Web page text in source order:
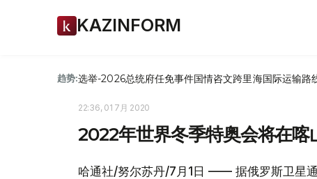
KAZINFORM
趋势:选举-2026总统府任免事件国情咨文跨里海国际运输路
22:36, 01 7月 2020
2022年世界冬季特奥会将在喀
哈通社/努尔苏丹/7月1日 —— 据俄罗斯卫星